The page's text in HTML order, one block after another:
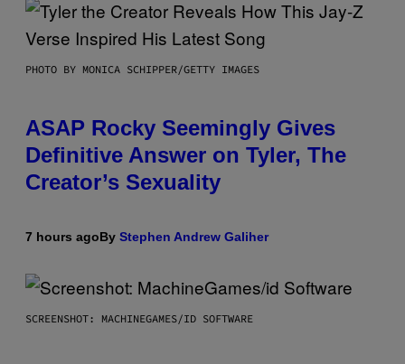
PHOTO BY MONICA SCHIPPER/GETTY IMAGES
ASAP Rocky Seemingly Gives
Definitive Answer on Tyler, The
Creator’s Sexuality
7 hours agoBy Stephen Andrew Galiher
SCREENSHOT: MACHINEGAMES/ID SOFTWARE